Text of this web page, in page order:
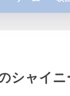
シャイ